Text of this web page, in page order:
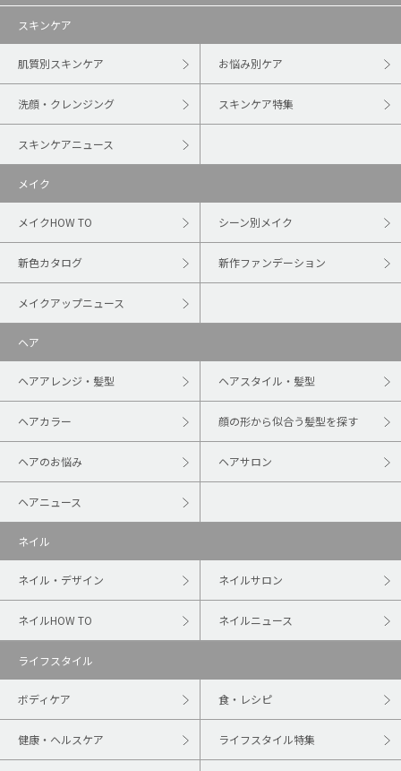
スキンケア
肌質別スキンケア お悩み別ケア
洗顔・クレンジング スキンケア特集
スキンケアニュース
メイク
メイクHOW TO シーン別メイク
新色カタログ 新作ファンデーション
メイクアップニュース
ヘア
ヘアアレンジ・髪型 ヘアスタイル・髪型
ヘアカラー 顔の形から似合う髪型を探す
ヘアのお悩み ヘアサロン
ヘアニュース
ネイル
ネイル・デザイン ネイルサロン
ネイルHOW TO ネイルニュース
ライフスタイル
ボディケア 食・レシピ
健康・ヘルスケア ライフスタイル特集